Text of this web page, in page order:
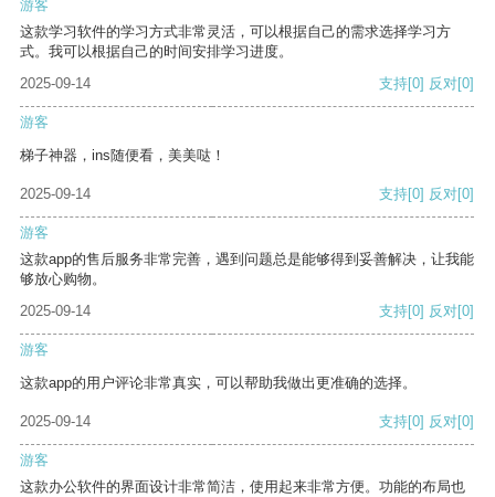
游客
这款学习软件的学习方式非常灵活，可以根据自己的需求选择学习方
式。我可以根据自己的时间安排学习进度。
2025-09-14
支持[0] 反对[0]
游客
梯子神器，ins随便看，美美哒！
2025-09-14 支持[0] 反对[0]
游客
这款app的售后服务非常完善，遇到问题总是能够得到妥善解决，让我能
够放心购物。
2025-09-14
支持[0] 反对[0]
游客
这款app的用户评论非常真实，可以帮助我做出更准确的选择。
2025-09-14 支持[0] 反对[0]
游客
这款办公软件的界面设计非常简洁，使用起来非常方便。功能的布局也